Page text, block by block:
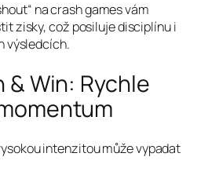
na crash games vám
zisky, což posiluje disciplínu i
výsledcích.
& Win: Rychle
intenzitou může vypadat